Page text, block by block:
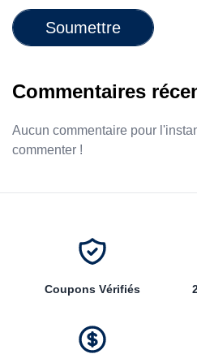
Soumettre
Commentaires
Aucun commentaire pour
commenter !
Coupons Vérifiés